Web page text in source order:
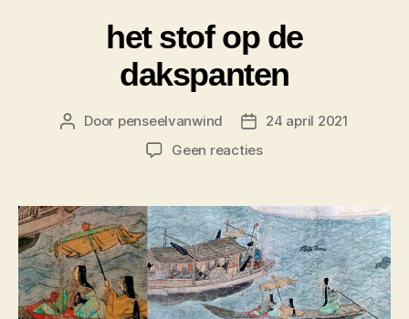
het stof op de
dakspanten
Berichtauteur
Door penseelvanwind Berichtdatum
24 april 2021
Geen reactiesop
op
de
dakspanten